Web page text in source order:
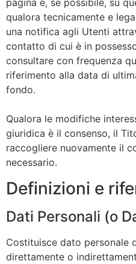
pagina e, se possibile, su
qualora tecnicamente e
una notifica agli Utenti
contatto di cui è in
consultare con frequenza
riferimento alla data di
fondo.
Qualora le modifiche
giuridica è il consenso, il
raccogliere nuovamente il
necessario.
Definizioni e
Dati Personali (o
Costituisce dato personale
direttamente o